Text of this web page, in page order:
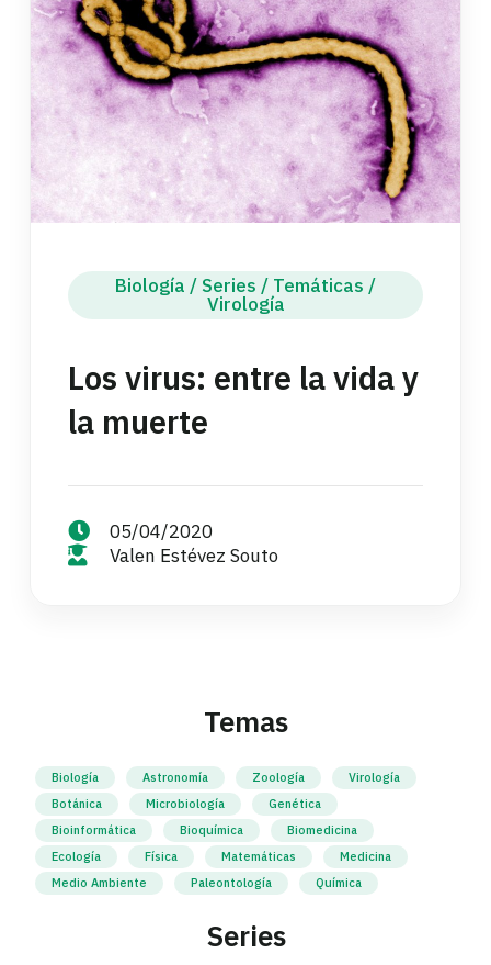
Biología / Series / Temáticas /
Virología
Los virus: entre la vida y
la muerte
05/04/2020
Valen Estévez Souto
Temas
Biología Astronomía Zoología
Virología
Botánica
Microbiología
Genética
Bioinformática
Bioquímica
Biomedicina
Ecología
Física Matemáticas
Medicina
Medio Ambiente
Paleontología Química
Series